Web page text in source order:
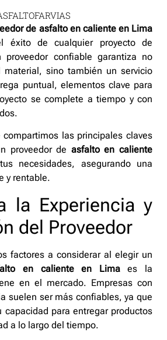
de asfalto en caliente en Lima
éxito de cualquier proyecto de
proveedor confiable garantiza no
sino también un servicio
puntual, elementos clave para
se complete a tiempo y con
las principales claves
proveedor de asfalto en caliente
necesidades, asegurando una
y rentable.
la Experiencia y
del Proveedor
factores a considerar al elegir un
en caliente en Limaes la
en el mercado. Empresas con
suelen ser más confiables, ya que
capacidad para entregar productos
a lo largo del tiempo.